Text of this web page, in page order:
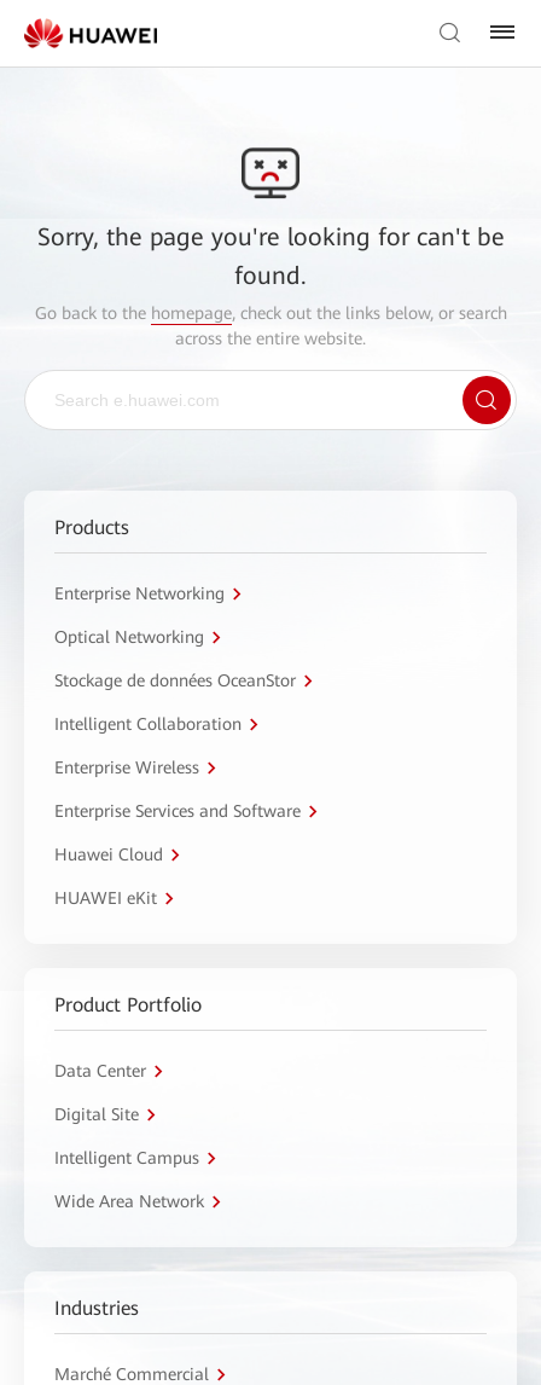
Sorry, the page you're looking for can't be
found.
Go back to the homepage, check out the links below, or search
across the entire website.
Products
Enterprise Networking
Optical Networking
Stockage de données OceanStor
Intelligent Collaboration
Enterprise Wireless
Enterprise Services and Software
Huawei Cloud
HUAWEI eKit
Product Portfolio
Data Center
Digital Site
Intelligent Campus
Wide Area Network
Industries
Marché Commercial